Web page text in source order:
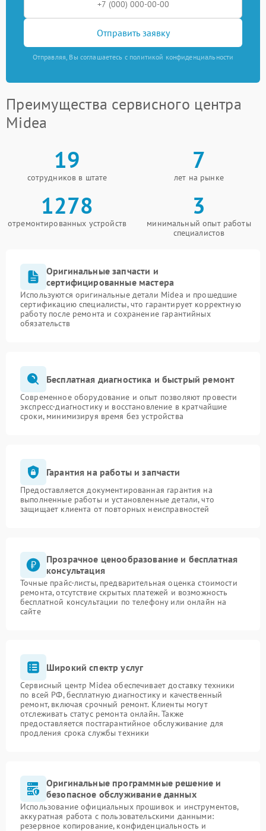
Отправить заявку
Отправляя, Вы соглашаетесь с политикой конфиденциальности
Преимущества сервисного центра
Midea
19
сотрудников в штате
7
лет на рынке
1278
отремонтированных устройств
3
минимальный опыт работы
специалистов
Оригинальные запчасти и
сертифицированные мастера
Используются оригинальные детали Midea и прошедшие
сертификацию специалисты, что гарантирует корректную
работу после ремонта и сохранение гарантийных
обязательств
Бесплатная диагностика и быстрый ремонт
Современное оборудование и опыт позволяют провести
экспресс-диагностику и восстановление в кратчайшие
сроки, минимизируя время без устройства
Гарантия на работы и запчасти
Предоставляется документированная гарантия на
выполненные работы и установленные детали, что
защищает клиента от повторных неисправностей
Прозрачное ценообразование и бесплатная
консультация
Точные прайс-листы, предварительная оценка стоимости
ремонта, отсутствие скрытых платежей и возможность
бесплатной консультации по телефону или онлайн на
сайте
Широкий спектр услуг
Сервисный центр Midea обеспечивает доставку техники
по всей РФ, бесплатную диагностику и качественный
ремонт, включая срочный ремонт. Клиенты могут
отслеживать статус ремонта онлайн. Также
предоставляется постгарантийное обслуживание для
продления срока службы техники
Оригинальные программные решение и
безопасное обслуживание данных
Использование официальных прошивок и инструментов,
аккуратная работа с пользовательскими данными:
резервное копирование, конфиденциальность и